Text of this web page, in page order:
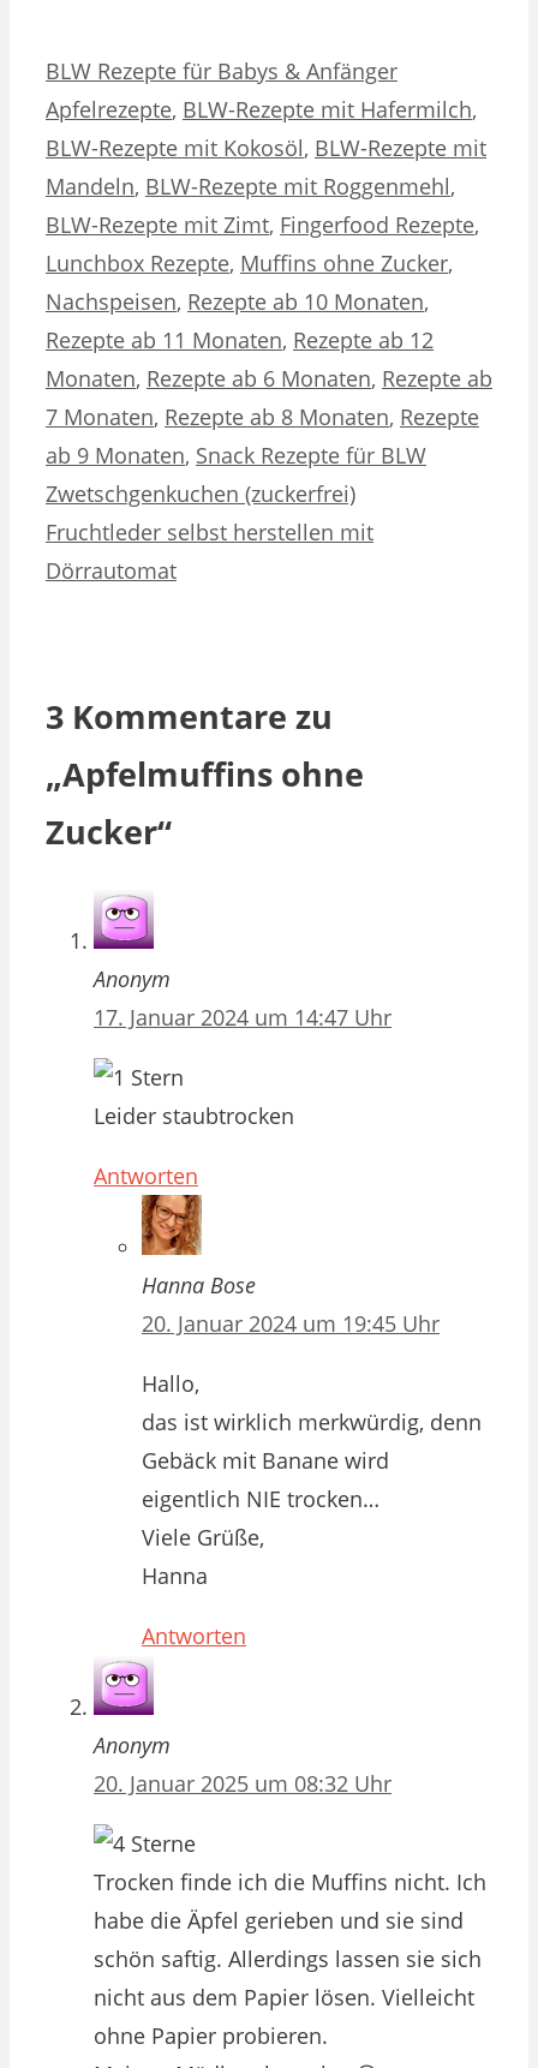
Kategorien
BLW Rezepte für Babys & AnfängerSchlagwörter
Apfelrezepte, BLW-Rezepte mit Hafermilch,
BLW-Rezepte mit Kokosöl, BLW-Rezepte mit
Mandeln, BLW-Rezepte mit Roggenmehl,
BLW-Rezepte mit Zimt, Fingerfood Rezepte,
Lunchbox Rezepte, Muffins ohne Zucker,
Nachspeisen, Rezepte ab 10 Monaten,
Rezepte ab 11 Monaten, Rezepte ab 12
Monaten, Rezepte ab 6 Monaten, Rezepte ab
7 Monaten, Rezepte ab 8 Monaten, Rezepte
ab 9 Monaten, Snack Rezepte für BLW
Zwetschgenkuchen (zuckerfrei)
Fruchtleder selbst herstellen mit
Dörrautomat
3 Kommentare zu
„Apfelmuffins ohne
Zucker“
Anonym
17. Januar 2024 um 14:47 Uhr
Leider staubtrocken
Antworten
Hanna Bose
20. Januar 2024 um 19:45 Uhr
Hallo,
das ist wirklich merkwürdig, denn
Gebäck mit Banane wird
eigentlich NIE trocken…
Viele Grüße,
Hanna
Antworten
Anonym
20. Januar 2025 um 08:32 Uhr
Trocken finde ich die Muffins nicht. Ich
habe die Äpfel gerieben und sie sind
schön saftig. Allerdings lassen sie sich
nicht aus dem Papier lösen. Vielleicht
ohne Papier probieren.